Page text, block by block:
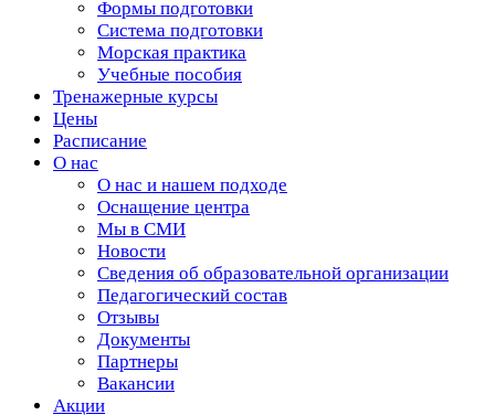
Формы подготовки
Cистема подготовки
Морская практика
Учебные пособия
Тренажерные курсы
Цены
Расписание
О нас
О нас и нашем подходе
Оснащение центра
Мы в СМИ
Новости
Сведения об образовательной организации
Педагогический состав
Отзывы
Документы
Партнеры
Вакансии
Акции